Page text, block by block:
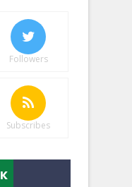
Followers
Subscribes